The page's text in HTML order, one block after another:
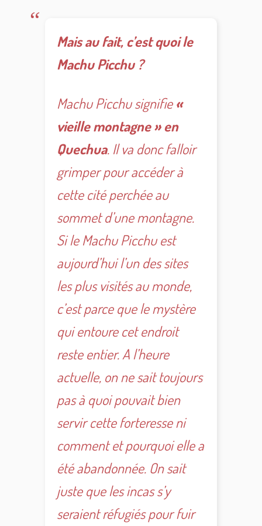
Mais au fait, c’est quoi le
Machu Picchu ?
Machu Picchu signifie«
vieille montagne » en
Quechua. Il va donc falloir
grimper pour accéder à
cette cité perchée au
sommet d’une montagne.
Si le Machu Picchu est
aujourd’hui l’un des sites
les plus visités au monde,
c’est parce que le mystère
qui entoure cet endroit
reste entier. A l’heure
actuelle, on ne sait toujours
pas à quoi pouvait bien
servir cette forteresse ni
comment et pourquoi elle a
été abandonnée. On sait
juste que les incas s’y
seraient réfugiés pour fuir